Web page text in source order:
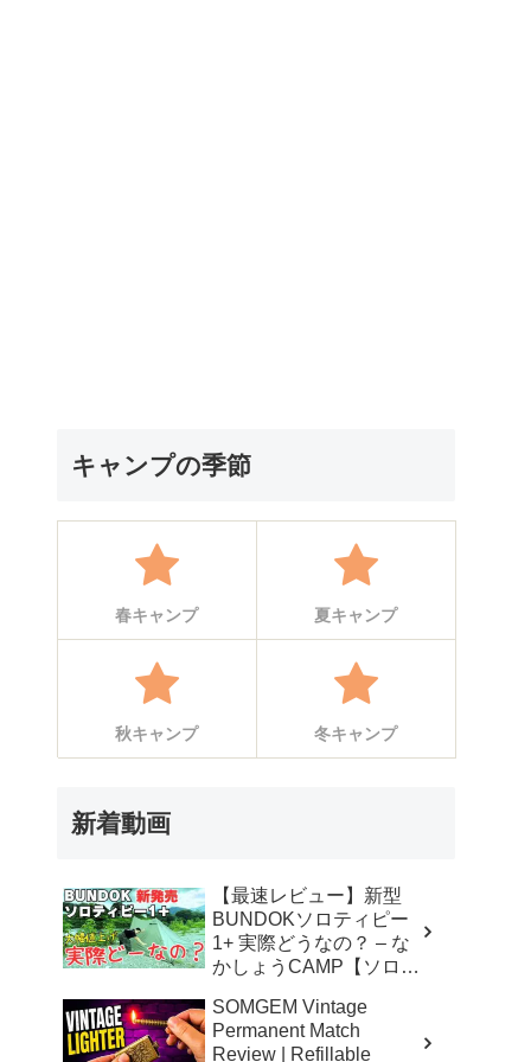
キャンプの季節
春キャンプ 夏キャンプ
秋キャンプ 冬キャンプ
新着動画
【最速レビュー】新型
BUNDOKソロティピー
1+ 実際どうなの？ – な
かしょうCAMP【ソロキ
ン】
SOMGEM Vintage
Permanent Match
Review | Refillable